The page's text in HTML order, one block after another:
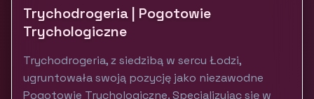
Trychodrogeria | Pogotowie
Trychologiczne
Trychodrogeria, z siedzibą w sercu Łodzi,
ugruntowała swoją pozycję jako niezawodne
Pogotowie Trychologiczne. Specjalizując się w